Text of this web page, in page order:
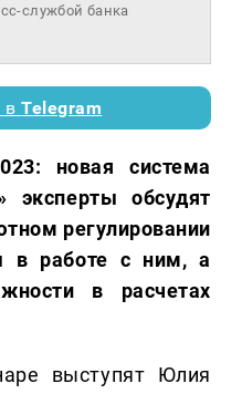
службой банка
вTelegram
новая система
эксперты обсудят
регулировании
в работе с ним, а
в расчетах
выступят Юлия